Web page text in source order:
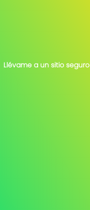
Llévame a un sitio seguro